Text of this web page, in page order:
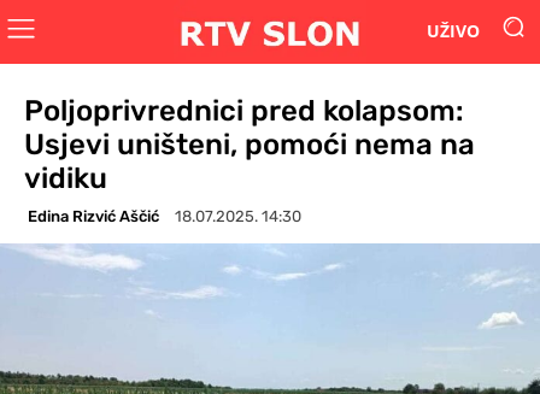
UŽIVO
Poljoprivrednici pred kolapsom:
Usjevi uništeni, pomoći nema na
vidiku
Edina Rizvić Aščić 18.07.2025. 14:30